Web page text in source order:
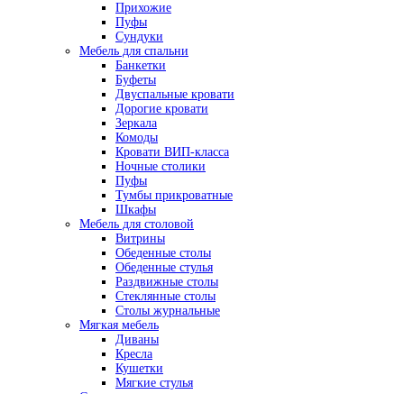
Прихожие
Пуфы
Сундуки
Мебель для спальни
Банкетки
Буфеты
Двуспальные кровати
Дорогие кровати
Зеркала
Комоды
Кровати ВИП-класса
Ночные столики
Пуфы
Тумбы прикроватные
Шкафы
Мебель для столовой
Витрины
Обеденные столы
Обеденные стулья
Раздвижные столы
Стеклянные столы
Столы журнальные
Мягкая мебель
Диваны
Кресла
Кушетки
Мягкие стулья